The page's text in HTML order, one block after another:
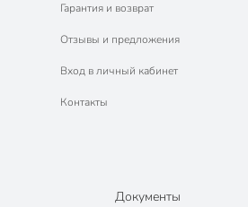
Гарантия и возврат
Отзывы и предложения
Вход в личный кабинет
Контакты
Документы